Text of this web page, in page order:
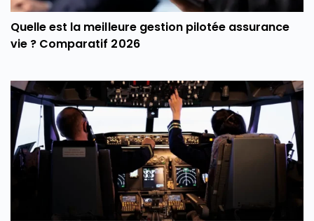
Quelle est la meilleure gestion pilotée assurance
vie ? Comparatif 2026